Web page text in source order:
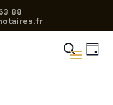
88‬
et
Recherche
Jour